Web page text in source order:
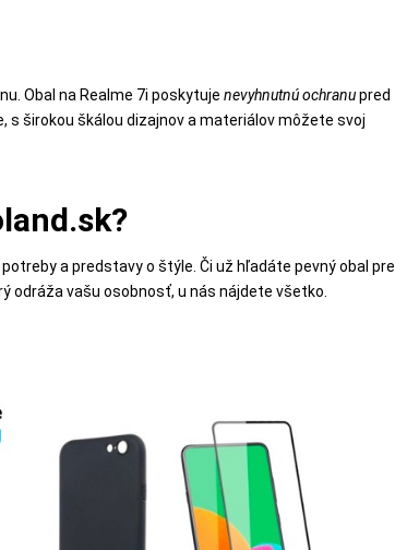
Obal na Realme 7i poskytujenevyhnutnú ochranupred
s širokou škálou dizajnov a materiálov môžete svoj
a predstavy o štýle. Či už hľadáte pevný obal pre
odráža vašu osobnosť, u nás nájdete všetko.